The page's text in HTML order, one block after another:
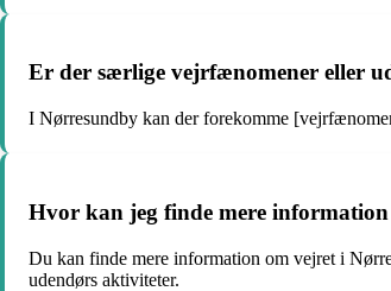
Er der særlige vejrfænomener eller
I Nørresundby kan der forekomme
Hvor kan jeg finde mere
Du kan finde mere information om vejret i
udendørs aktiviteter.